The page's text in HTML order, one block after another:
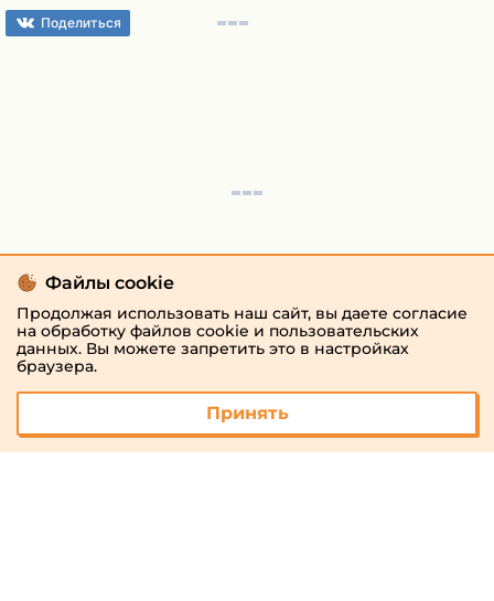
Поделиться
Файлы cookie
Продолжая использовать наш сайт, вы даете согласие
на обработку файлов cookie и пользовательских
данных. Вы можете запретить это в настройках
браузера.
Принять